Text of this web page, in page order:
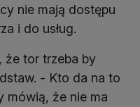
nie mają dostępu
i do usług.
że tor trzeba by
- Kto da na to
mówią, że nie ma